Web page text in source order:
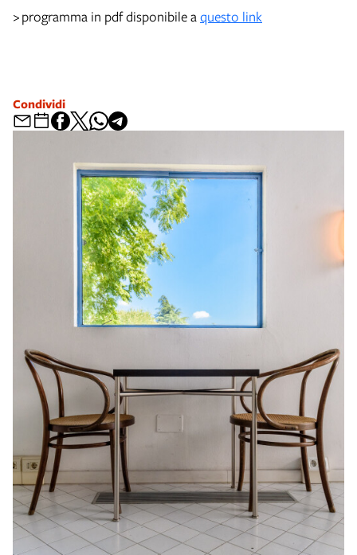
> programma in pdf disponibile aquesto link
Condividi